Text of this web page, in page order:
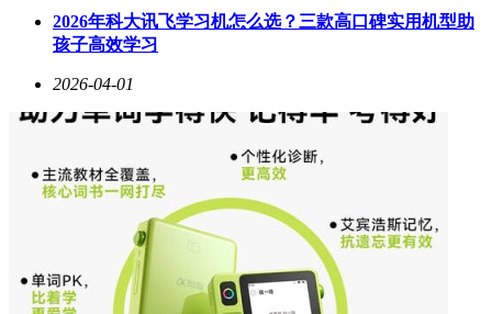
当即梦等平台在Sora关停当日取消折扣时，实则是通过价格门
槛筛选真正创造价值的B端客户——对跨境电商和AI短剧从业
者而言，即便价格翻倍，其成本仍远低于传统拍摄方式。
热潮退去，能够构建版权合规体系、打通商业闭环的玩家，正
虚拟主播到游戏开发的3D资产生成，从影视制作的分镜预演
到广告营销的创意生产，专业工作流中的AI应用正展现出不
可替代的价值。Sora的陨落或许终结了一个时代，但中国厂商
的集体突围，正在为这个赛道书写新的规则。
2026年科大讯飞学习机怎么选？三款高口碑实用机型助
孩子高效学习
2026-04-01